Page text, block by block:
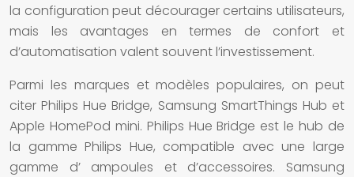
la configuration peut décourager certains utilisateurs,
mais les avantages en termes de confort et
d’automatisation valent souvent l’investissement.
Parmi les marques et modèles populaires, on peut
citer Philips Hue Bridge, Samsung SmartThings Hub et
Apple HomePod mini. Philips Hue Bridge est le hub de
la gamme Philips Hue, compatible avec une large
gamme d’ ampoules et d’accessoires. Samsung